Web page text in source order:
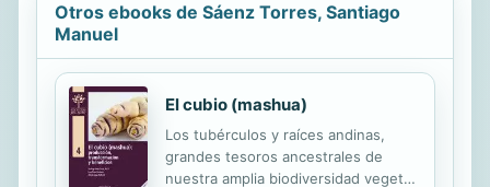
Otros ebooks de Sáenz Torres, Santiago
Manuel
El cubio (mashua)
Los tubérculos y raíces andinas,
grandes tesoros ancestrales de
nuestra amplia biodiversidad vegetal,